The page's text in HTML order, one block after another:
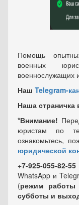
Помощь
военных
военнослужащих
Наш Telegram-
Наша страничка
*Внимание!
юристам по
ознакомьтесь,
юридической
+7-925-055-82-
WhatsApp и
(режим работы
субботы и